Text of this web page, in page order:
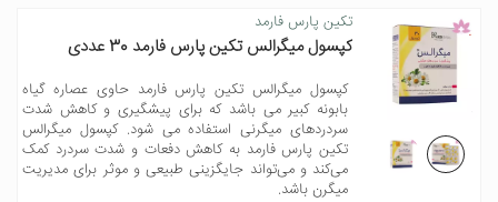
تکین پارس فارمد
کپسول میگرالس تکین پارس فارمد 30 عددی
کپسول میگرالس تکین پارس فارمد حاوی عصاره گیاه
بابونه کبیر می باشد که برای پیشگیری و کاهش شدت
سردردهای میگرنی استفاده می شود. کپسول میگرالس
تکین پارس فارمد به کاهش دفعات و شدت سردرد کمک
می‌کند و می‌تواند جایگزینی طبیعی و موثر برای مدیریت
میگرن باشد.